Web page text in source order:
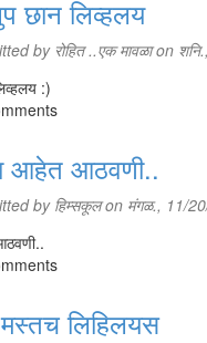
छान लिव्हलय
by रोहित ..एक मावळाon
:)
आहेत आठवणी..
by हिम्सकूलon मंगळ., 11/
लिहिलयस